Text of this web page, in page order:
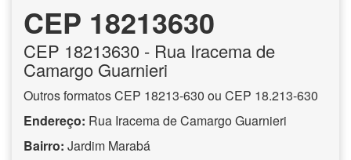
CEP 18213630
CEP 18213630 - Rua Iracema de
Camargo Guarnieri
Outros formatos CEP 18213-630 ou CEP 18.213-630
Endereço: Rua Iracema de Camargo Guarnieri
Bairro: Jardim Marabá